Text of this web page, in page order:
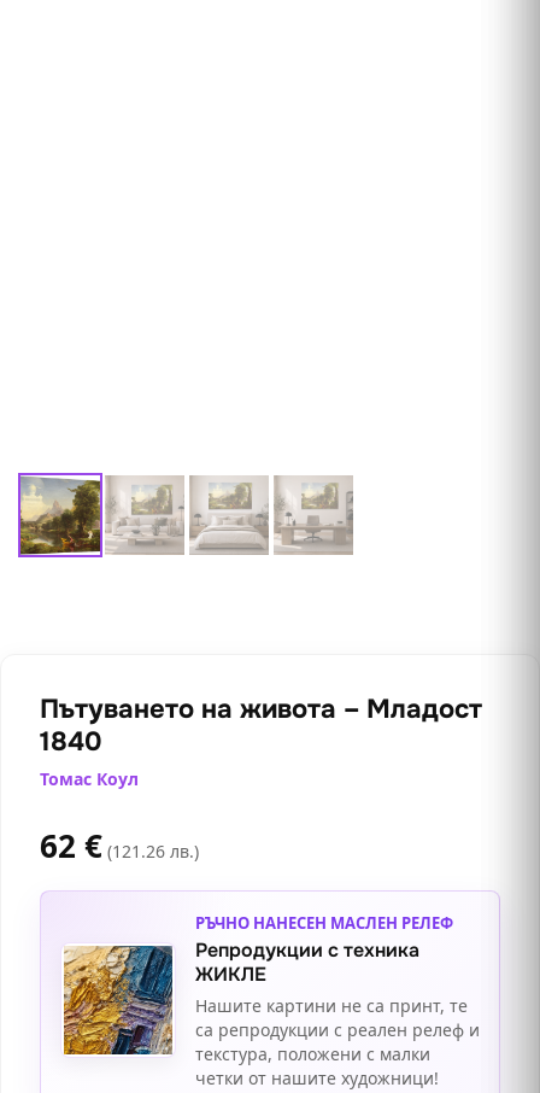
Пътуването на живота – Младост
1840
Томас Коул
62 € (121.26 лв.)
РЪЧНО НАНЕСЕН МАСЛЕН РЕЛЕФ
Репродукции с техника
ЖИКЛЕ
Нашите картини не са принт, те
са репродукции с реален релеф и
текстура, положени с малки
четки от нашите художници!